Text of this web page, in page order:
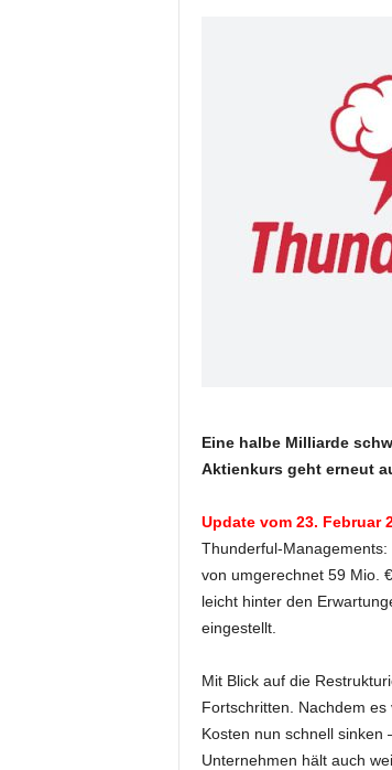
Eine halbe Milliarde
Aktienkurs geht erneut
Update vom 23. Februar
Thunderful-
von umgerechnet 59 Mio.
leicht hinter den
eingestellt.
Mit Blick auf die
Fortschritten. Nachdem es
Kosten nun schnell sinken
Unternehmen hält auch